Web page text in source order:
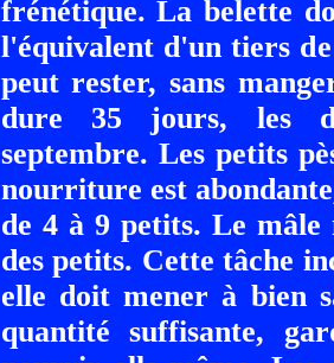
frénétique. La belette
l'équivalent d'un tiers
peut rester, sans
dure 35 jours, les
septembre. Les petits
nourriture est
de 4 à 9 petits. Le
des petits. Cette tâche
elle doit mener à bien
quantité suffisante,